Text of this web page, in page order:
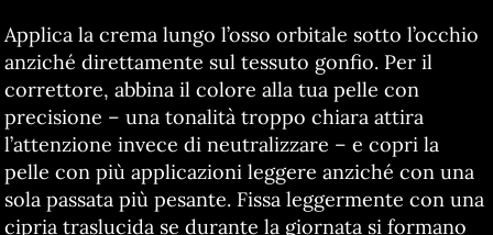
Applica la crema lungo l’osso orbitale sotto l’occhio
anziché direttamente sul tessuto gonfio. Per il
correttore, abbina il colore alla tua pelle con
precisione – una tonalità troppo chiara attira
l’attenzione invece di neutralizzare – e copri la
pelle con più applicazioni leggere anziché con una
sola passata più pesante. Fissa leggermente con una
cipria traslucida se durante la giornata si formano